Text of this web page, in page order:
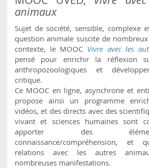
animaux
Sujet de société, sensible, complexe
question animale suscite de
contexte, le MOOC Vivre avec les
pensé pour enrichir la réflexion
anthropozoologiques et
critique.
Ce MOOC en ligne, asynchrone et
propose ainsi un programme
vidéos, et des directs avec des
vivant et sciences humaines sont
apporter des
connaissance/compréhension, et
relations avec les autres
nombreuses manifestations.